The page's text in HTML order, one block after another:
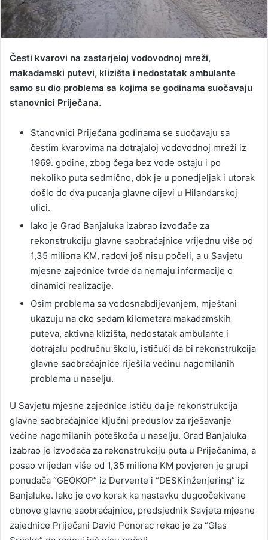
Česti kvarovi na zastarjeloj vodovodnoj mreži,
makadamski putevi, klizišta i nedostatak ambulante
samo su dio problema sa kojima se godinama suočavaju
stanovnici Priječana.
Stanovnici Priječana godinama se suočavaju sa
čestim kvarovima na dotrajaloj vodovodnoj mreži iz
1969. godine, zbog čega bez vode ostaju i po
nekoliko puta sedmično, dok je u ponedjeljak i utorak
došlo do dva pucanja glavne cijevi u Hilandarskoj
ulici.
Iako je Grad Banjaluka izabrao izvođače za
rekonstrukciju glavne saobraćajnice vrijednu više od
1,35 miliona KM, radovi još nisu počeli, a u Savjetu
mjesne zajednice tvrde da nemaju informacije o
dinamici realizacije.
Osim problema sa vodosnabdijevanjem, mještani
ukazuju na oko sedam kilometara makadamskih
puteva, aktivna klizišta, nedostatak ambulante i
dotrajalu područnu školu, ističući da bi rekonstrukcija
glavne saobraćajnice riješila većinu nagomilanih
problema u naselju.
U Savjetu mjesne zajednice ističu da je rekonstrukcija
glavne saobraćajnice ključni preduslov za rješavanje
većine nagomilanih poteškoća u naselju. Grad Banjaluka
izabrao je izvođača za rekonstrukciju puta u Priječanima, a
posao vrijedan više od 1,35 miliona KM povjeren je grupi
ponuđača “GEOKOP” iz Dervente i “DESKinženjering” iz
Banjaluke. Iako je ovo korak ka nastavku dugoočekivane
obnove glavne saobraćajnice, predsjednik Savjeta mjesne
zajednice Priječani David Ponorac rekao je za “Glas